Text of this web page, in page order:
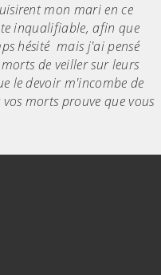
mon mari en ce
inqualifiable, afin que
hésité mais j'ai pensé
de veiller sur leurs
le devoir m'incombe de
morts prouve que vous